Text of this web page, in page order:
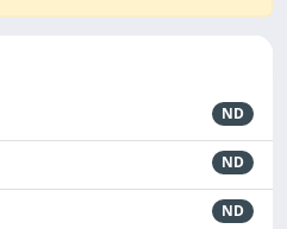
ND
ND
ND